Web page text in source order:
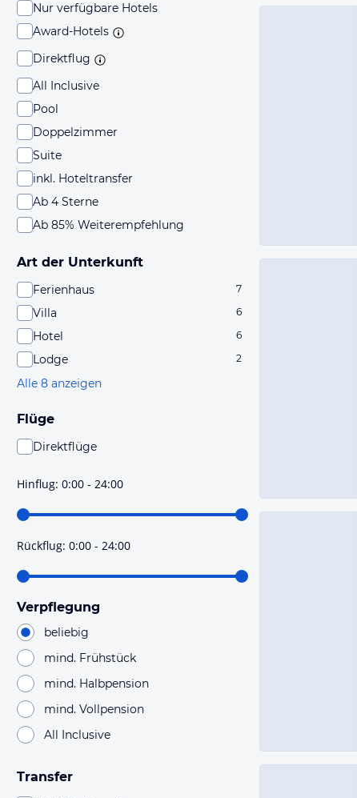
Nur verfügbare Hotels
Award-Hotels
Direktflug
All Inclusive
Pool
Doppelzimmer
Suite
inkl. Hoteltransfer
Ab 4 Sterne
Ab 85% Weiterempfehlung
Art der Unterkunft
Ferienhaus 7
Villa 6
Hotel 6
Lodge 2
Alle 8 anzeigen
Flüge
Direktflüge
hoher Wahrscheinlichkeit Direktflüge sind. Bitte
prüfe vor der Buchung noch einmal die Flugdetails.
Hinflug: 0:00 - 24:00
Rückflug: 0:00 - 24:00
Verpflegung
beliebig
mind. Frühstück
mind. Halbpension
mind. Vollpension
All Inclusive
Transfer